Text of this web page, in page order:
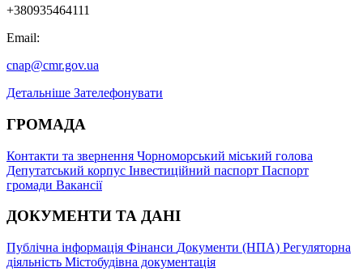
+380935464111
Email:
cnap@cmr.gov.ua
Детальніше Зателефонувати
ГРОМАДА
Контакти та звернення Чорноморський міський голова
Депутатський корпус Інвестиційний паспорт Паспорт
громади Вакансії
ДОКУМЕНТИ ТА ДАНІ
Публічна інформація Фінанси Документи (НПА) Регуляторна
діяльність Містобудівна документація